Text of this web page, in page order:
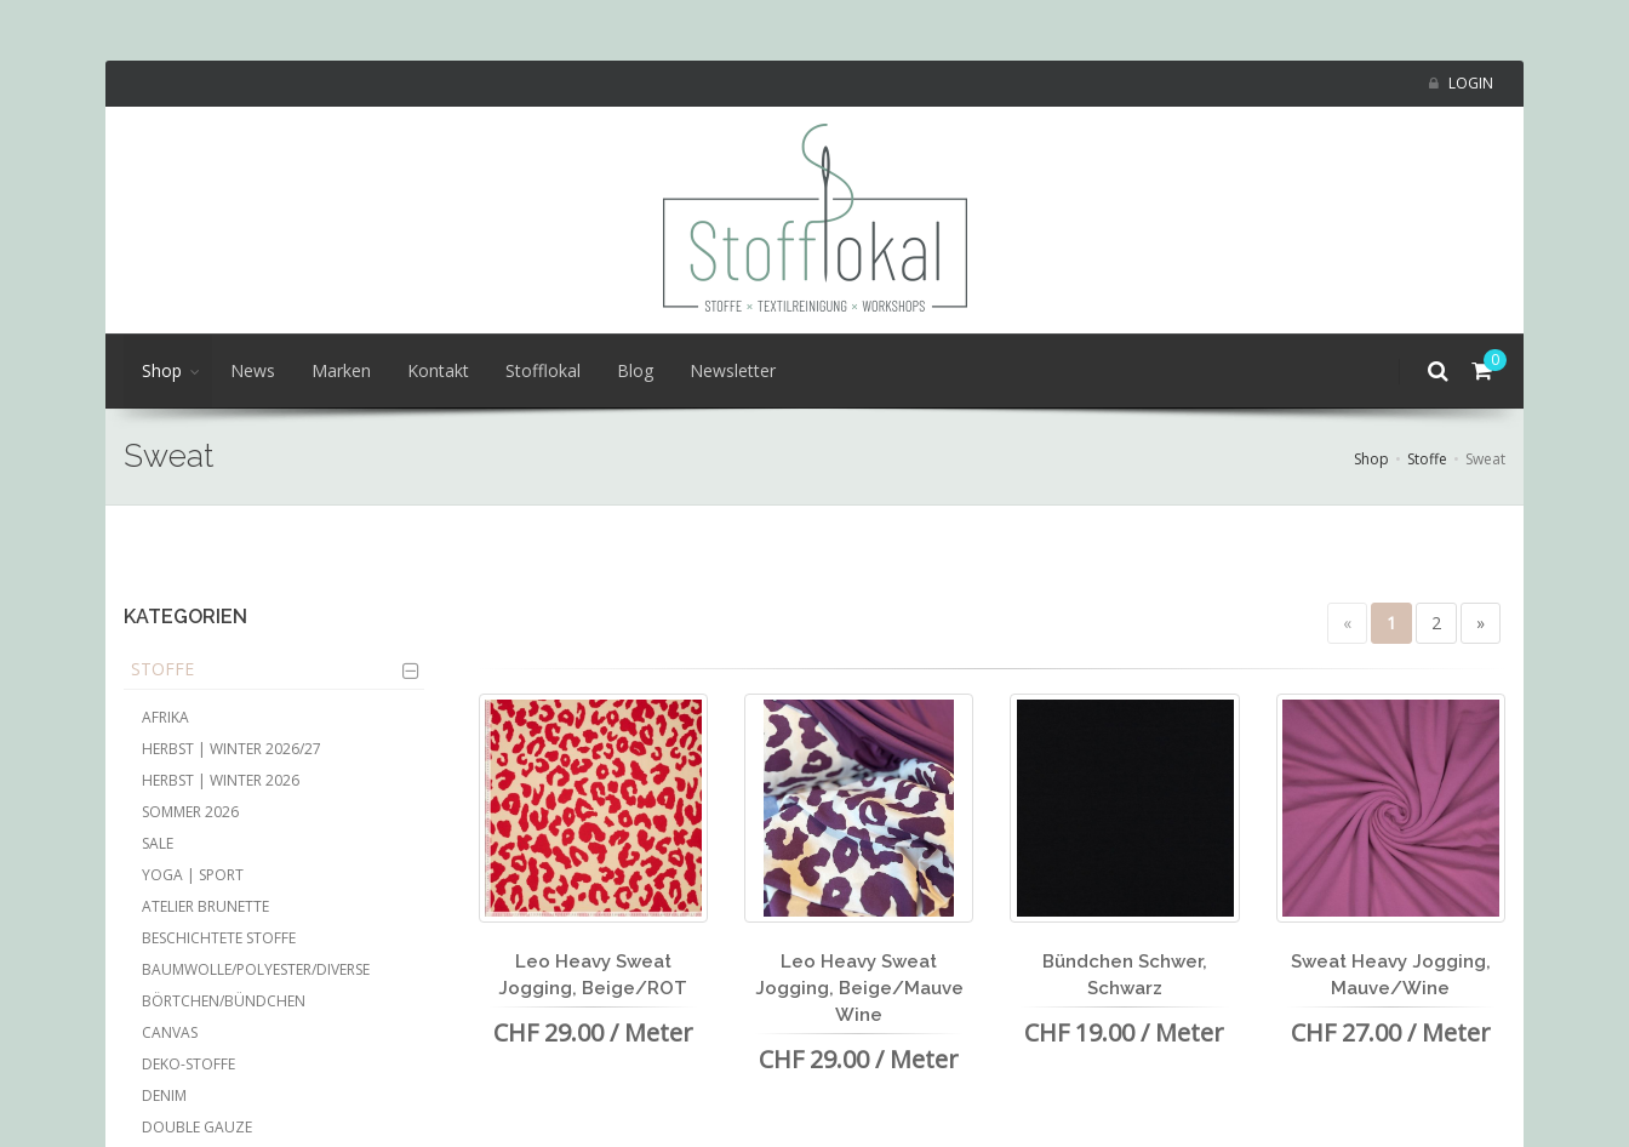
LOGIN
0
Shop News Marken Kontakt Stofflokal Blog Newsletter
Sweat Shop Stoffe Sweat
KATEGORIEN
STOFFE
AFRIKA
HERBST | WINTER 2026/27
HERBST | WINTER 2026
SOMMER 2026
SALE
YOGA | SPORT
ATELIER BRUNETTE
BESCHICHTETE STOFFE
BAUMWOLLE/POLYESTER/DIVERSE
BÖRTCHEN/BÜNDCHEN
CANVAS
DEKO-STOFFE
DENIM
DOUBLE GAUZE
« 1 2 »
Leo Heavy Sweat
Jogging, Beige/ROT
CHF 29.00 / Meter
Leo Heavy Sweat
Jogging, Beige/Mauve
Wine
CHF 29.00 / Meter
Bündchen Schwer,
Schwarz
CHF 19.00 / Meter
Sweat Heavy Jogging,
Mauve/Wine
CHF 27.00 / Meter